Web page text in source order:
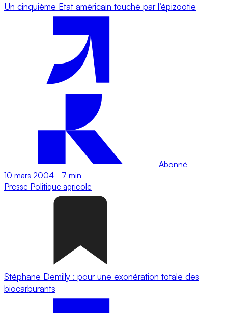
Un cinquième Etat américain touché par l’épizootie
Abonné
10 mars 2004 - 7 min
Presse Politique agricole
Stéphane Demilly : pour une exonération totale des
biocarburants